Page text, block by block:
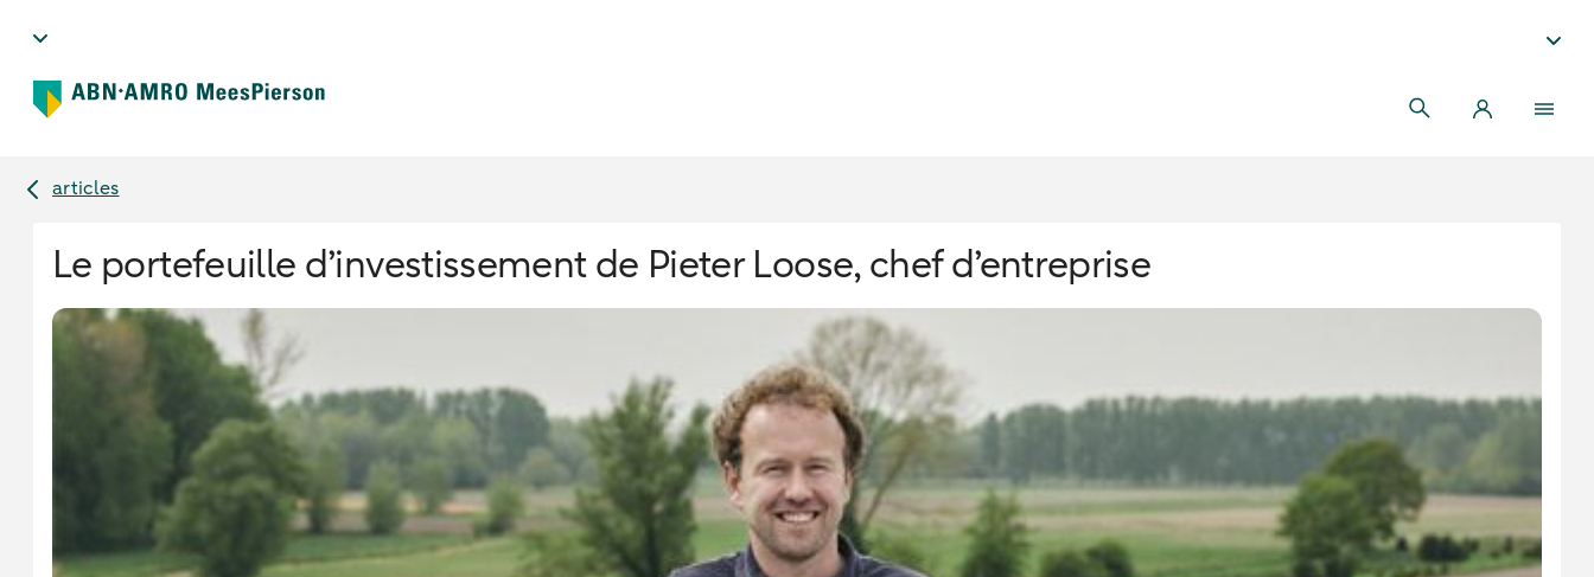
articles
Le portefeuille d’investissement de Pieter Loose, chef d’entreprise